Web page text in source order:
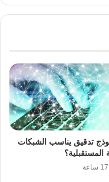
تدقيق يناسب الشبكات
المستقبلية؟